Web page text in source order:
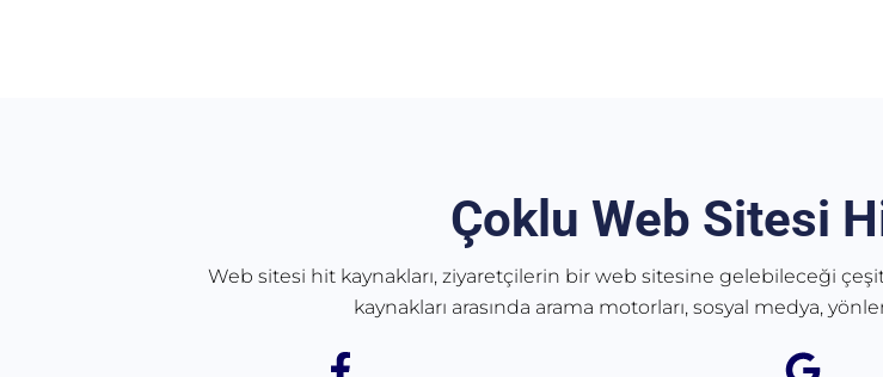
Çoklu Web Sitesi
Web sitesi hit kaynakları, ziyaretçilerin bir web sitesine gelebileceği
kaynakları arasında arama motorları, sosyal medya,